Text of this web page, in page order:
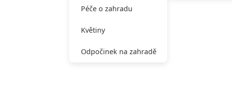
Péče o zahradu
Květiny
Odpočinek na zahradě